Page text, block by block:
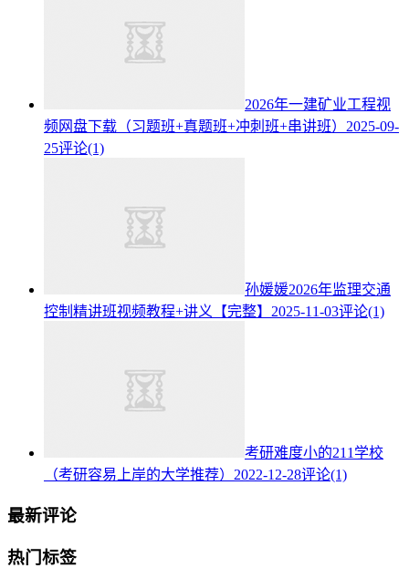
2026年一建矿业工程视
频网盘下载（习题班+真题班+冲刺班+串讲班） 2025-09-
25评论(1)
孙媛媛2026年监理交通
控制精讲班视频教程+讲义【完整】 2025-11-03评论(1)
考研难度小的211学校
（考研容易上岸的大学推荐） 2022-12-28评论(1)
最新评论
热门标签